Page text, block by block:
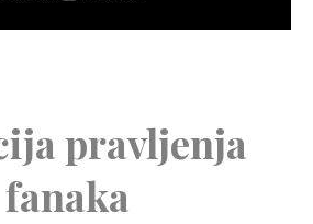
pravljenja
fanaka